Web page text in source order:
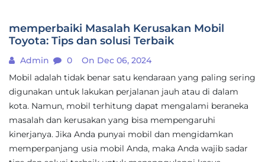
memperbaiki Masalah Kerusakan Mobil
Toyota: Tips dan solusi Terbaik
Admin 0
On Dec 06, 2024
Mobil adalah tidak benar satu kendaraan yang paling sering
digunakan untuk lakukan perjalanan jauh atau di dalam
kota. Namun, mobil terhitung dapat mengalami beraneka
masalah dan kerusakan yang bisa mempengaruhi
kinerjanya. Jika Anda punyai mobil dan mengidamkan
memperpanjang usia mobil Anda, maka Anda wajib sadar